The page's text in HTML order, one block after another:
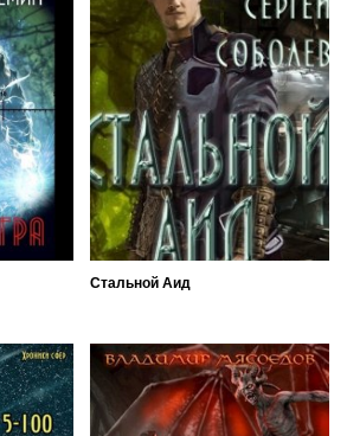
Стальной Аид